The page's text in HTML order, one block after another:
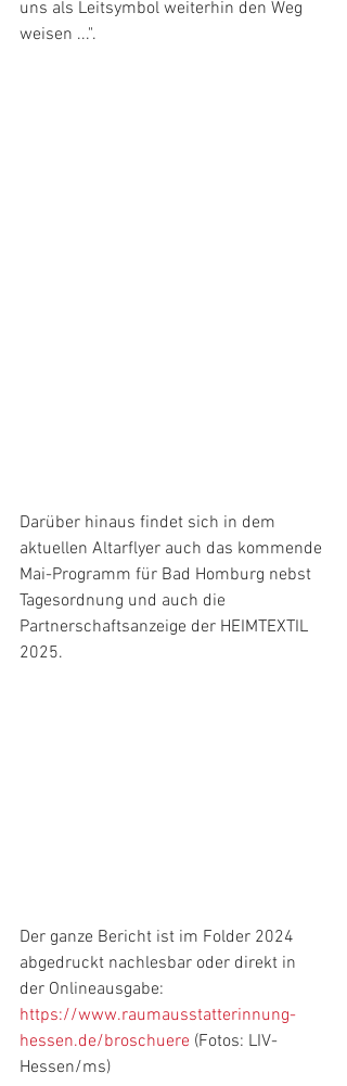
uns als Leitsymbol weiterhin den Weg
weisen ...".
Darüber hinaus findet sich in dem
aktuellen Altarflyer auch das kommende
Mai-Programm für Bad Homburg nebst
Tagesordnung und auch die
Partnerschaftsanzeige der HEIMTEXTIL
2025.
Der ganze Bericht ist im Folder 2024
abgedruckt nachlesbar oder direkt in
der Onlineausgabe:
https://www.raumausstatterinnung-
hessen.de/broschuere (Fotos: LIV-
Hessen/ms)